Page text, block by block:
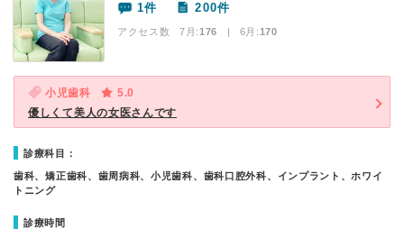
1件 200件
アクセス数 7月:176 | 6月:170
小児歯科
5.0
優しくて美人の女医さんです
診療科目：
歯科、矯正歯科、歯周病科、小児歯科、歯科口腔外科、インプラント、ホワイ
トニング
診療時間